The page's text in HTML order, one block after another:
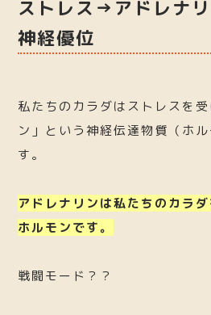
ストレス→アドレナ
神経優位
私たちのカラダはストレスを
ン」という神経伝達物質（ホ
す。
アドレナリンは私たちのカラ
ホルモンです。
戦闘モード？？